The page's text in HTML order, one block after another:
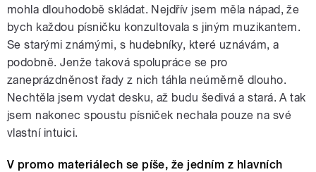
mohla dlouhodobě skládat. Nejdřív jsem měla nápad, že
bych každou písničku konzultovala s jiným muzikantem.
Se starými známými, s hudebníky, které uznávám, a
podobně. Jenže taková spolupráce se pro
zaneprázdněnost řady z nich táhla neúměrně dlouho.
Nechtěla jsem vydat desku, až budu šedivá a stará. A tak
jsem nakonec spoustu písniček nechala pouze na své
vlastní intuici.
V promo materiálech se píše, že jedním z hlavních